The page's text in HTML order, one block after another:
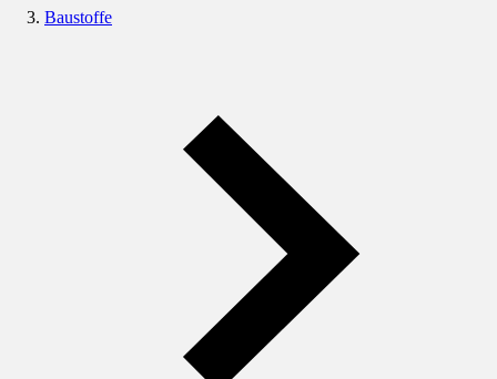
Baustoffe